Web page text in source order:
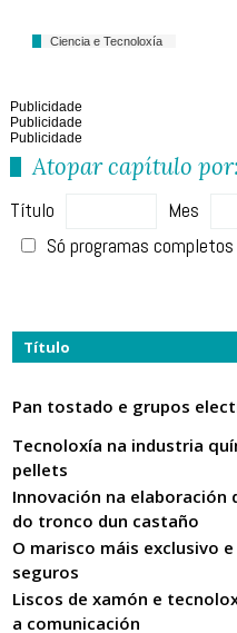
Ciencia e Tecnoloxía
Publicidade
Publicidade
Publicidade
Atopar capítulo por:
Título Mes
Só programas completos
Título
Pan tostado e grupos
Tecnoloxía na industria
pellets
Innovación na elaboración
do tronco dun castaño
O marisco máis exclusivo
seguros
Liscos de xamón e
a comunicación